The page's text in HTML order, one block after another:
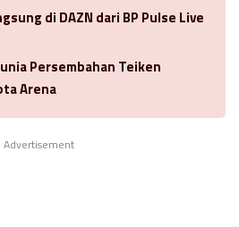
di DAZN dari BP Pulse Live
Persembahan Teiken
Arena
Advertisement